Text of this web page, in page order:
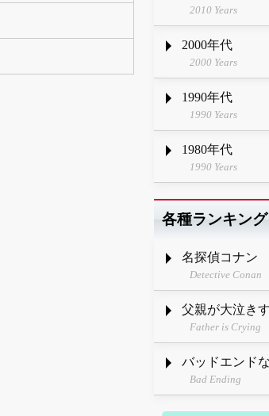
2010 Years
2000年代
2000 Years
1990年代
1990 Years
1980年代
1990 Years
各種ランキング
名探偵コナン
Detective Conan
父親が大泣き
Father is Crying
バッドエンド
Bad Ending